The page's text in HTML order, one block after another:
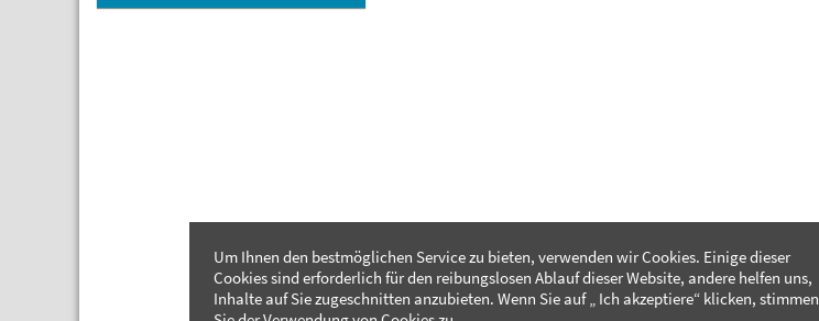
Um Ihnen den bestmöglichen Service zu bieten, verwenden wir Cookies. Einige dieser
Cookies sind erforderlich für den reibungslosen Ablauf dieser Website, andere helfen uns,
Inhalte auf Sie zugeschnitten anzubieten. Wenn Sie auf „ Ich akzeptiere“ klicken, stimmen